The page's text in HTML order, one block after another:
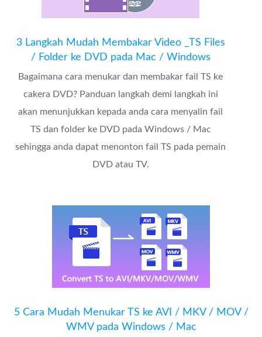
3 Langkah Mudah Membakar Video _TS Files
/ Folder ke DVD pada Mac / Windows
Bagaimana cara menukar dan membakar fail TS ke
cakera DVD? Panduan langkah demi langkah ini
akan menunjukkan kepada anda cara menyalin fail
TS dan folder ke DVD pada Windows / Mac
sehingga anda dapat menonton fail TS pada pemain
DVD atau TV.
5 Cara Mudah Menukar TS ke AVI / MKV / MOV /
WMV pada Windows / Mac